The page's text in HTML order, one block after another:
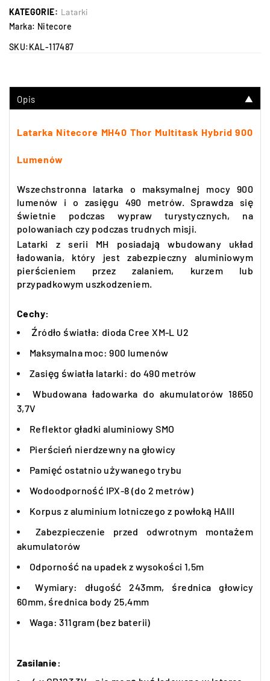
KATEGORIE: Latarki
Marka: Nitecore
SKU:KAL-117487
Opis ▼
Latarka Nitecore MH40 Thor Multitask Hybrid 900
Lumenów
Wszechstronna latarka o maksymalnej mocy 900
lumenów i o zasięgu 490 metrów. Sprawdza się
świetnie podczas wypraw turystycznych, na
polowaniach czy podczas trudnych misji.
Latarki z serii MH posiadają wbudowany układ
ładowania, który jest zabezpieczny aluminiowym
pierścieniem przez zalaniem, kurzem lub
przypadkowym uszkodzeniem.
Cechy:
Źródło światła: dioda Cree XM-L U2
Maksymalna moc: 900 lumenów
Zasięg światła latarki: do 490 metrów
Wbudowana ładowarka do akumulatorów 18650
3,7V
Reflektor gładki aluminiowy SMO
Pierścień nierdzewny na głowicy
Pamięć ostatnio używanego trybu
Wodoodporność IPX-8 (do 2 metrów)
Korpus z aluminium lotniczego z powłoką HAIII
Zabezpieczenie przed odwrotnym montażem
akumulatorów
Odporność na upadek z wysokości 1,5m
Wymiary: długość 243mm, średnica głowicy
60mm, średnica body 25,4mm
Waga: 311gram (bez baterii)
Zasilanie: